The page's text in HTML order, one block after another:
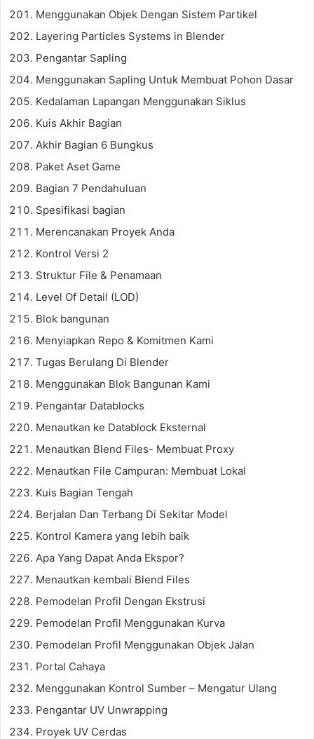
Menggunakan Objek Dengan Sistem Partikel
Layering Particles Systems in Blender
Pengantar Sapling
Menggunakan Sapling Untuk Membuat Pohon Dasar
Kedalaman Lapangan Menggunakan Siklus
Kuis Akhir Bagian
Akhir Bagian 6 Bungkus
Paket Aset Game
Bagian 7 Pendahuluan
Spesifikasi bagian
Merencanakan Proyek Anda
Kontrol Versi 2
Struktur File & Penamaan
Level Of Detail (LOD)
Blok bangunan
Menyiapkan Repo & Komitmen Kami
Tugas Berulang Di Blender
Menggunakan Blok Bangunan Kami
Pengantar Datablocks
Menautkan ke Datablock Eksternal
Menautkan Blend Files- Membuat Proxy
Menautkan File Campuran: Membuat Lokal
Kuis Bagian Tengah
Berjalan Dan Terbang Di Sekitar Model
Kontrol Kamera yang lebih baik
Apa Yang Dapat Anda Ekspor?
Menautkan kembali Blend Files
Pemodelan Profil Dengan Ekstrusi
Pemodelan Profil Menggunakan Kurva
Pemodelan Profil Menggunakan Objek Jalan
Portal Cahaya
Menggunakan Kontrol Sumber – Mengatur Ulang
Pengantar UV Unwrapping
Proyek UV Cerdas